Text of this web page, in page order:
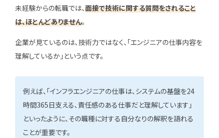
未経験からの転職では、面接で技術に関する質問をされること
は、ほとんどありません。
企業が見ているのは、技術力ではなく、「エンジニアの仕事内容を
理解しているか」という点です。
例えば、「インフラエンジニアの仕事は、システムの基盤を24
時間365日支える、責任感のある仕事だと理解しています」
といったように、その職種に対する自分なりの解釈を語れる
ことが重要です。